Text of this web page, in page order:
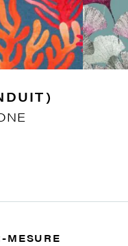
MESURE